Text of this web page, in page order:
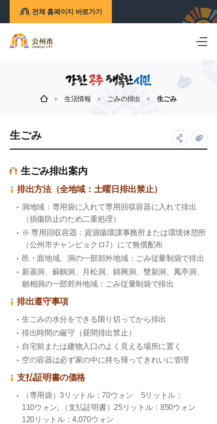
전체 홈페이지 바로가기
生活情報 ごみの排出 生ごみ
生ごみ
生ごみ排出案内
排出方法（全地域：土曜日排出禁止）
洞地域：専用袋に入れて専用回収容器に入れて排出
（損傷防止のため二重処理）
※ 専用回収容器：資源循環課事務所または環境休憩所
（公州市チャンビョクロ7）にて無償配布
邑・面地域、洞の一部郊外地域：ごみ従量制袋で排出
新基洞、蘇鶴洞、月松洞、錦興洞、雙新洞、鳳亭洞、
劒相洞の一部郊外地域：ごみ従量制袋で排出
排出遵守事項
生ごみの水分をできる限り切ってから排出
排出時間の厳守（昼間排出禁止）
自宅前または建物入口のよく見える場所に置く
空の容器は必ず家の中に持ち帰ってきれいに管理
支払証明書の価格
（専用袋）3リットル：70ウォン 5リットル：
110ウォン, （支払証明書）25リットル：850ウォン
120リットル：4,070ウォン